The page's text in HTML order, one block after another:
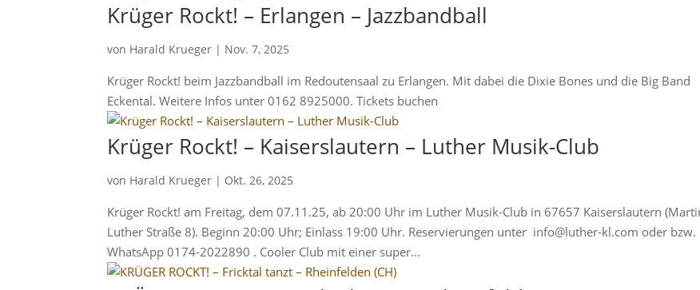
Krüger Rockt! – Erlangen – Jazzbandball
von Harald Krueger | Nov. 7, 2025
Krüger Rockt! beim Jazzbandball im Redoutensaal zu Erlangen. Mit dabei die Dixie Bones und die Big Band
Eckental. Weitere Infos unter 0162 8925000. Tickets buchen
Krüger Rockt! – Kaiserslautern – Luther Musik-Club
von Harald Krueger | Okt. 26, 2025
Krüger Rockt! am Freitag, dem 07.11.25, ab 20:00 Uhr im Luther Musik-Club in 67657 Kaiserslautern
Luther Straße 8). Beginn 20:00 Uhr; Einlass 19:00 Uhr. Reservierungen unter info@luther-kl.com oder bzw.
WhatsApp 0174-2022890 . Cooler Club mit einer super...